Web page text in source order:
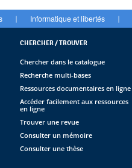
| Informatique et libertés |
CHERCHER / TROUVER
Chercher dans le catalogue
Recherche multi-bases
Ressources documentaires en ligne
Accéder facilement aux ressources
en ligne
Trouver une revue
Consulter un mémoire
Consulter une thèse